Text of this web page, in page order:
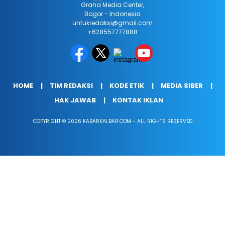
Graha Media Center,
Bogor - Indonesia
untukredaksi@gmail.com
+628557777888
HOME TIM REDAKSI KODE ETIK
MEDIA SIBER
HAK JAWAB
KONTAK IKLAN
COPYRIGHT © 2026 KABARKALBAR.COM - ALL RIGHTS RESERVED